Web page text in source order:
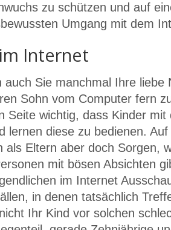
zu schützen und auf
Umgang mit dem
Internet
auch Sie manchmal Ihre liebe
Sohn vom Computer fern
Seite wichtig, dass Kinder mit
lernen diese zu bedienen.
als Eltern aber doch Sorgen,
mit bösen Absichten
im Internet
in denen tatsächlich
Ihr Kind vor solchen